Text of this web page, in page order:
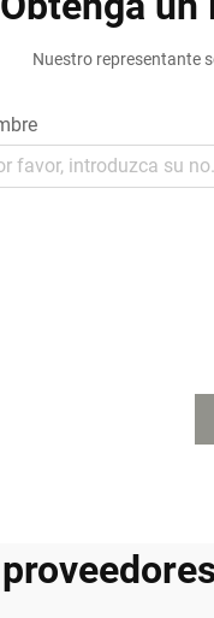
Nuestro representante